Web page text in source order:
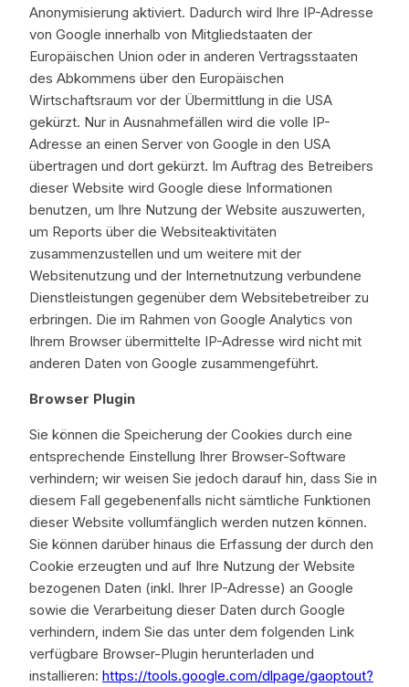
Anonymisierung aktiviert. Dadurch wird Ihre IP-Adresse
von Google innerhalb von Mitgliedstaaten der
Europäischen Union oder in anderen Vertragsstaaten
des Abkommens über den Europäischen
Wirtschaftsraum vor der Übermittlung in die USA
gekürzt. Nur in Ausnahmefällen wird die volle IP-
Adresse an einen Server von Google in den USA
übertragen und dort gekürzt. Im Auftrag des Betreibers
dieser Website wird Google diese Informationen
benutzen, um Ihre Nutzung der Website auszuwerten,
um Reports über die Websiteaktivitäten
zusammenzustellen und um weitere mit der
Websitenutzung und der Internetnutzung verbundene
Dienstleistungen gegenüber dem Websitebetreiber zu
erbringen. Die im Rahmen von Google Analytics von
Ihrem Browser übermittelte IP-Adresse wird nicht mit
anderen Daten von Google zusammengeführt.
Browser Plugin
Sie können die Speicherung der Cookies durch eine
entsprechende Einstellung Ihrer Browser-Software
verhindern; wir weisen Sie jedoch darauf hin, dass Sie in
diesem Fall gegebenenfalls nicht sämtliche Funktionen
dieser Website vollumfänglich werden nutzen können.
Sie können darüber hinaus die Erfassung der durch den
Cookie erzeugten und auf Ihre Nutzung der Website
bezogenen Daten (inkl. Ihrer IP-Adresse) an Google
sowie die Verarbeitung dieser Daten durch Google
verhindern, indem Sie das unter dem folgenden Link
verfügbare Browser-Plugin herunterladen und
installieren: https://tools.google.com/dlpage/gaoptout?